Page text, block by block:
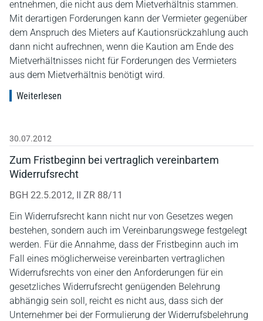
entnehmen, die nicht aus dem Mietverhältnis stammen.
Mit derartigen Forderungen kann der Vermieter gegenüber
dem Anspruch des Mieters auf Kautionsrückzahlung auch
dann nicht aufrechnen, wenn die Kaution am Ende des
Mietverhältnisses nicht für Forderungen des Vermieters
aus dem Mietverhältnis benötigt wird.
Weiterlesen
30.07.2012
Zum Fristbeginn bei vertraglich vereinbartem
Widerrufsrecht
BGH 22.5.2012, II ZR 88/11
Ein Widerrufsrecht kann nicht nur von Gesetzes wegen
bestehen, sondern auch im Vereinbarungswege festgelegt
werden. Für die Annahme, dass der Fristbeginn auch im
Fall eines möglicherweise vereinbarten vertraglichen
Widerrufsrechts von einer den Anforderungen für ein
gesetzliches Widerrufsrecht genügenden Belehrung
abhängig sein soll, reicht es nicht aus, dass sich der
Unternehmer bei der Formulierung der Widerrufsbelehrung